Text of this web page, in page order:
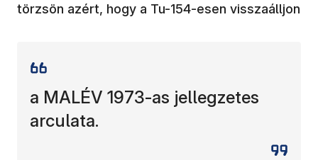
törzsön azért, hogy a Tu-154-esen visszaálljon
a MALÉV 1973-as jellegzetes
arculata.